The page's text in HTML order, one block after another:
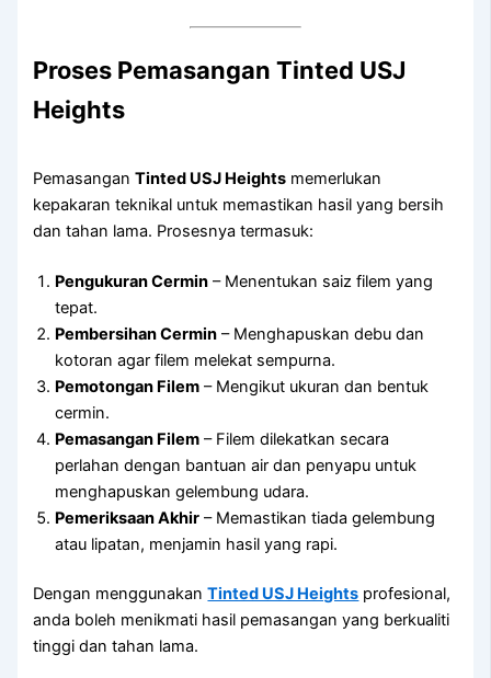
Proses Pemasangan Tinted USJ
Heights
PemasanganTinted USJ Heights memerlukan
kepakaran teknikal untuk memastikan hasil yang bersih
dan tahan lama. Prosesnya termasuk:
Pengukuran Cermin – Menentukan saiz filem yang
tepat.
Pembersihan Cermin – Menghapuskan debu dan
kotoran agar filem melekat sempurna.
Pemotongan Filem – Mengikut ukuran dan bentuk
cermin.
Pemasangan Filem – Filem dilekatkan secara
perlahan dengan bantuan air dan penyapu untuk
menghapuskan gelembung udara.
Pemeriksaan Akhir – Memastikan tiada gelembung
atau lipatan, menjamin hasil yang rapi.
Dengan menggunakanTinted USJ Heights profesional,
anda boleh menikmati hasil pemasangan yang berkualiti
tinggi dan tahan lama.